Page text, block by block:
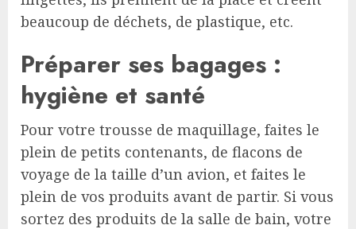
beaucoup de déchets, de plastique, etc.
Préparer ses bagages :
hygiène et santé
Pour votre trousse de maquillage, faites le
plein de petits contenants, de flacons de
voyage de la taille d’un avion, et faites le
plein de vos produits avant de partir. Si vous
sortez des produits de la salle de bain, votre